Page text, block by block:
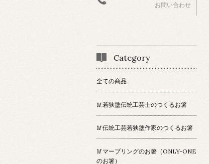
お問い合わせ
Category
全ての商品
🥢若狭塗伝統工芸士のつくるお箸
🥢伝統工芸若狭塗作家のつくるお箸
🥢マーブリングのお箸（ONLY-ONE
のお箸）